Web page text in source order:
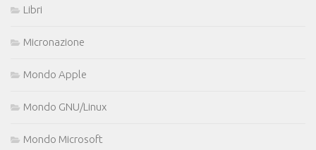
Libri
Micronazione
Mondo Apple
Mondo GNU/Linux
Mondo Microsoft